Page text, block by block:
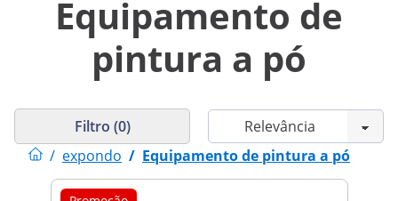
Equipamento de
pintura a pó
/ expondo / Equipamento de pintura a pó
Filtro (0)